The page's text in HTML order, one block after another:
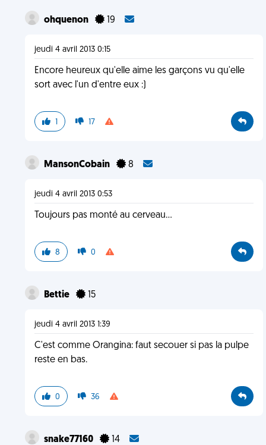
ohquenon 19
jeudi 4 avril 2013 0:15
Encore heureux qu'elle aime les garçons vu qu'elle
sort avec l'un d'entre eux :)
1 17
MansonCobain 8
jeudi 4 avril 2013 0:53
Toujours pas monté au cerveau...
8 0
Bettie 15
jeudi 4 avril 2013 1:39
C'est comme Orangina: faut secouer si pas la pulpe
reste en bas.
0 36
snake77160 14